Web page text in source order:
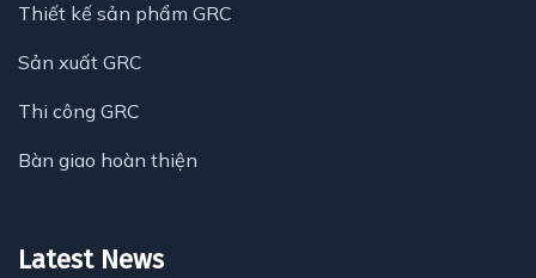
Thiết kế sản phẩm GRC
Sản xuất GRC
Thi công GRC
Bàn giao hoàn thiện
Latest News